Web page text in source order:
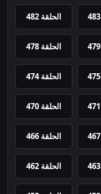
الحلقة 482
الحلقة 478
الحلقة 474
الحلقة 470
الحلقة 466
الحلقة 462